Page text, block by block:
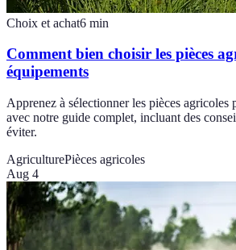
Choix et achat6 min
Comment bien choisir les pièces
équipements
Apprenez à sélectionner les pièces agricoles
avec notre guide complet, incluant des
éviter.
AgriculturePièces agricoles
Aug 4